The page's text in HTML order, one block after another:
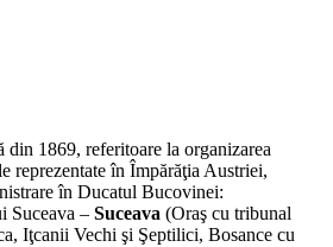
din 1869, referitoare la organizarea
reprezentate în Împărăţia Austriei,
în Ducatul Bucovinei:
Suceava – Suceava (Oraş cu tribunal
Iţcanii Vechi şi Şeptilici, Bosance cu